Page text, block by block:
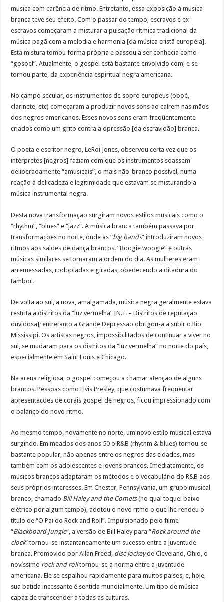
música com carência de ritmo. Entretanto, essa exposição à música
branca teve seu efeito. Com o passar do tempo, escravos e ex-
escravos começaram a misturar a pulsação rítmica tradicional da
música pagã com a melodia e harmonia [da música cristã européia].
Esta mistura tomou forma própria e passou a ser conhecia como
“gospel”. Atualmente, o gospel está bastante envolvido com, e se
tornou parte, da experiência espiritual negra americana.
No campo secular, os instrumentos de sopro europeus (oboé,
clarinete, etc) começaram a produzir novos sons ao caírem nas mãos
dos negros americanos. Esses novos sons eram freqüentemente
criados como um grito contra a opressão [da escravidão] branca.
O poeta e escritor negro, LeRoi Jones, observou certa vez que os
intérpretes [negros] faziam com que os instrumentos soassem
deliberadamente “amusicais”, o mais não-branco possível, numa
reação à delicadeza e legitimidade que estavam se misturando a
música instrumental negra.
Desta nova transformação surgiram novos estilos musicais como o
“rhythm”, “blues” e “jazz”. A música branca também passava por
transformações no norte, onde as “big bands” introduziram novos
ritmos aos salões de dança brancos. “Boogie woogie” e outras
músicas similares se tornaram a ordem do dia. As mulheres eram
arremessadas, rodopiadas e giradas, obedecendo a ditadura do
tambor.
De volta ao sul, a nova, amalgamada, música negra geralmente estava
restrita a distritos da “luz vermelha” [N.T. – Distritos de reputação
duvidosa]; entretanto a Grande Depressão obrigou-a a subir o Rio
Mississipi. Os artistas negros, impossibilitados de continuar a viver no
sul, se mudaram para os distritos da “luz vermelha” no norte do país,
especialmente em Saint Louis e Chicago.
Na arena religiosa, o gospel começou a chamar atenção de alguns
brancos. Pessoas como Elvis Presley, que costumava freqüentar
apresentações de corais gospel de negros, ficou impressionado com
o balanço do novo ritmo.
Ao mesmo tempo, novamente no norte, um novo estilo musical estava
surgindo. Em meados dos anos 50 o R&B (rhythm & blues) tornou-se
bastante popular, não apenas entre os negros das cidades, mas
também com os adolescentes e jovens brancos. Imediatamente, os
músicos brancos adaptaram os métodos e o vocabulário do R&B aos
seus próprios interesses. Em Chester, Pennsylvania, um grupo musical
branco, chamado Bill Haley and the Comets(no qual toquei baixo
elétrico por algum tempo), adotou o novo ritmo o que lhe rendeu o
título de “O Pai do Rock and Roll”. Impulsionado pelo filme
“Blackboard Jungle“, a versão de Bill Haley para “Rock around the
clock” tornou-se instantaneamente um sucesso entre a juventude
branca. Promovido por Allan Freed, disc jockeyde Cleveland, Ohio, o
novíssimo rock and rolltornou-se a norma entre a juventude
americana. Ele se espalhou rapidamente para muitos paises, e, hoje,
sua batida incessante é sentida mundialmente. Um tipo de música
capaz de transcender a todas as culturas.